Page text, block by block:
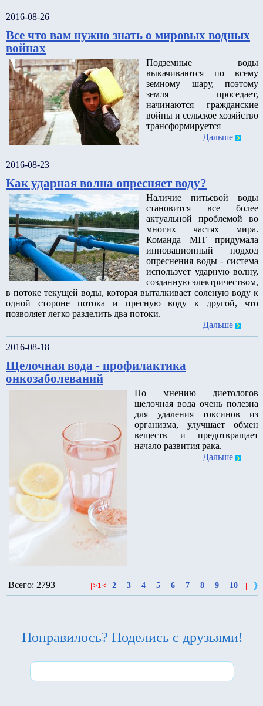
2016-08-26
Все что вам нужно знать о мировых водных
войнах
Подземные воды
выкачиваются по всему
земному шару, поэтому
земля проседает,
начинаются гражданские
войны и сельское хозяйство
трансформируется
Дальше
2016-08-23
Как ударная волна опресняет воду?
Наличие питьевой воды
становится все более
актуальной проблемой во
многих частях мира.
Команда MIT придумала
инновационный подход
опреснения воды - система
использует ударную волну,
созданную электричеством,
в потоке текущей воды, которая выталкивает соленую воду к
одной стороне потока и пресную воду к другой, что
позволяет легко разделить два потоки.
Дальше
2016-08-18
Щелочная вода - профилактика
онкозаболеваний
По мнению диетологов
щелочная вода очень полезна
для удаления токсинов из
организма, улучшает обмен
веществ и предотвращает
начало развития рака.
Дальше
Всего: 2793 >1< 2 3 4 5 6 7 8 9 10
Понравилось? Поделись с друзьями!